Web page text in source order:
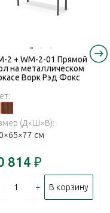
2 + WM-2-01 Прямой
на металлическом
Ворк Рэд Фокс
(Д×Ш×В):
см
814 ₽
+ В корзину